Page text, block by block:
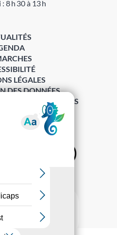
8 h 30 à 13 h
la Gazette ›
LÉGALES
DES DONNÉES
DES COOKIES